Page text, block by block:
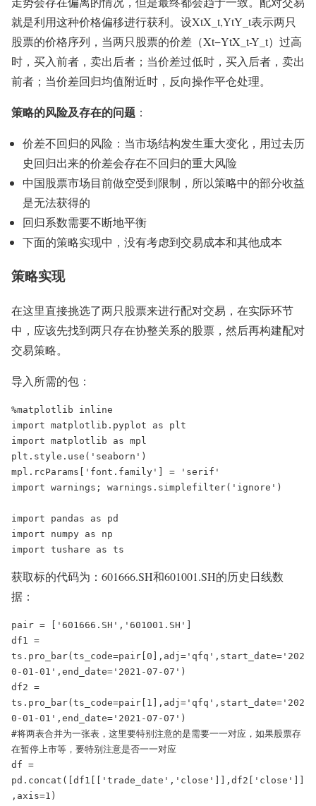
就是利用这种价格偏移进行获利。设XtX_t,YtY_t表示两只
股票的价格序列，当两只股票的价差（Xt−YtX_t-Y_t）过高
时，买入前者，卖出后者；当价差过低时，买入后者，卖出
前者；当价差回归均值附近时，反向操作平仓处理。
策略的风险及存在的问题 ：
价差不回归的风险：当市场结构发生重大变化，用过去历
史回归出来的价差会存在不回归的重大风险
中国股票市场目前做空受到限制，所以策略中的部分收益
是无法获得的
回归系数需要不断地平衡
下面的策略实现中，没有考虑到交易成本和其他成本
策略实现
在这里直接挑选了两只股票来进行配对交易，在实际环节
中，应该先找到两只存在协整关系的股票，然后再构建配对
交易策略。
导入所需的包：
%matplotlib inline
import matplotlib.pyplot as plt
import matplotlib as mpl
plt.style.use('seaborn')
mpl.rcParams['font.family'] = 'serif'
import warnings; warnings.simplefilter('ignore')
import pandas as pd
import numpy as np
import tushare as ts
获取标的代码为：601666.SH和601001.SH的历史日线数
据：
pair = ['601666.SH','601001.SH']
df1 =
ts.pro_bar(ts_code=pair[0],adj='qfq',start_date='202
0-01-01',end_date='2021-07-07')
df2 =
ts.pro_bar(ts_code=pair[1],adj='qfq',start_date='202
0-01-01',end_date='2021-07-07')
#将两表合并为一张表，这里要特别注意的是需要一一对应，如果股票存
在暂停上市等，要特别注意是否一一对应
df =
pd.concat([df1[['trade_date','close']],df2['close']]
,axis=1)